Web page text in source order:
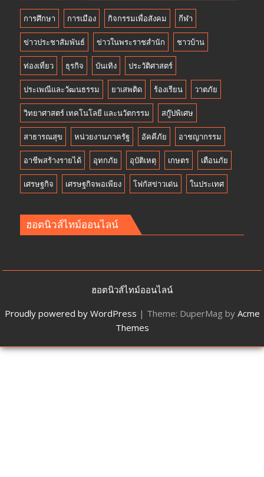
การศึกษา การเมือง กิจกรรมเพื่อสังคม กีฬา
ข่าวประชาสัมพันธ์ ข่าวในพระราชสำนัก ชาวบ้าน
ท่องเที่ยว ธุรกิจ บันเทิง ประวัติศาสตร์
ประเพณีและวัฒนธรรม ยาเสพติด ร้องเรียน วาตภัย
วิทยาศาสตร์ เทคโนโลยี และนวัตกรรม สกู๊ปพิเศษ
สาธารณสุข หน่วยงานภาครัฐ อัคคีภัย อาชญากรรม
อาชีพสร้างรายได้ อุทกภัย อุบัติเหตุ เกษตร เตือนภัย
เศรษฐกิจ เศรษฐกิจพอเพียง โฟกัสข่าวเด่น ในประเทศ
ฮอตนิวส์ไทม์ออนไลน์
ฮอตนิวส์ไทม์ออนไลน์
Proudly powered by WordPress | Theme: DuperMag by Acme
Themes